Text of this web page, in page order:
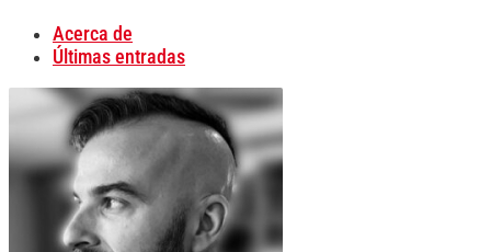
Acerca de
Últimas entradas